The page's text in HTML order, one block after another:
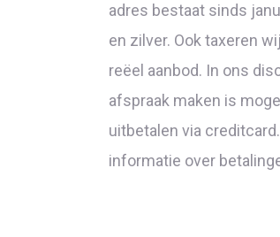
adres bestaat sinds
en zilver. Ook taxeren
reëel aanbod. In ons
afspraak maken is
uitbetalen via
informatie over